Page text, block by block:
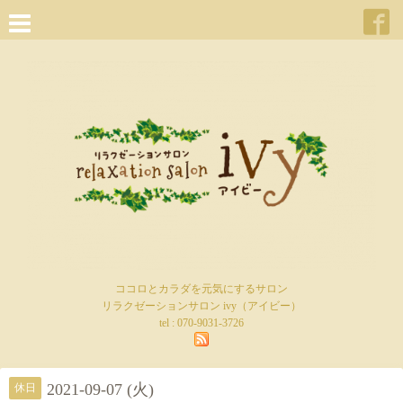
ココロとカラダを元気にするサロン
リラクゼーションサロン ivy（アイビー）
tel : 070-9031-3726
休日 2021-09-07 (火)